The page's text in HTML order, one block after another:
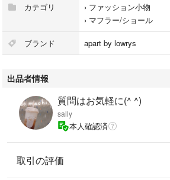
カテゴリ
› ファッション小物
› マフラー/ショール
ブランド apart by lowrys
出品者情報
質問はお気軽に(^ ^)
sally
本人確認済
取引の評価